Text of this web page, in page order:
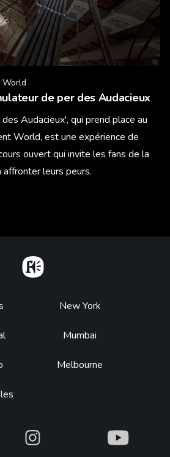
World
de per des Audacieux
Audacieux', qui prend place au
World, est une expérience de
ouvert qui invite les fans de la
affronter leurs peurs.
New York
Mumbai
Melbourne
What What